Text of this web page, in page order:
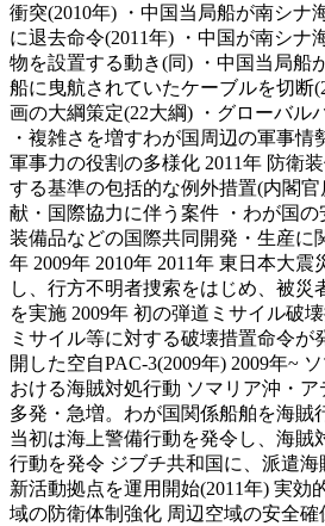
衝突(2010年) ・中国当局船が南シナ
に退去命令(2011年) ・中国が南シナ
物を設置する動き(同) ・中国当局船
船に曳航されていたケーブルを切断
画の大綱策定(22大綱) ・グローバル
・複雑さを増すわが国周辺の軍事情
軍事力の役割の多様化 2011年 防衛
する基準の包括的な例外措置(内閣
献・国際協力に伴う案件 ・わが国
装備品などの国際共同開発・生産に
年 2009年 2010年 2011年 東日本大
し、行方不明者捜索をはじめ、被災
を実施 2009年 初の弾道ミサイル破
ミサイル等に対する破壊措置命令が
開した空自PAC-3(2009年) 2009年~
おける海賊対処行動 ソマリア沖・
多発・急増。わが国関係船舶を海賊
当初は海上警備行動を発令し、海賊
行動を発令 ジブチ共和国に、派遣
新活動拠点を運用開始(2011年) 実効
域の防衛体制強化 周辺空域の安全確